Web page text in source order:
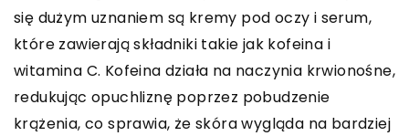
się dużym uznaniem są kremy pod oczy i serum,
które zawierają składniki takie jak kofeina i
witamina C. Kofeina działa na naczynia krwionośne,
redukując opuchliznę poprzez pobudzenie
krążenia, co sprawia, że skóra wygląda na bardziej